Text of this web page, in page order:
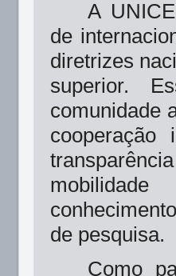
A
de
diretrizes
superior.
comunidade
cooperação
de pesquisa.
Como